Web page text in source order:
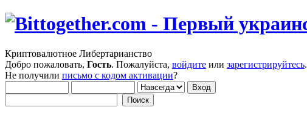
Криптовалютное Либертарианство
Добро пожаловать, Гость. Пожалуйста, войдите или зарегистрируйтесь.
Не получили письмо с кодом активации?